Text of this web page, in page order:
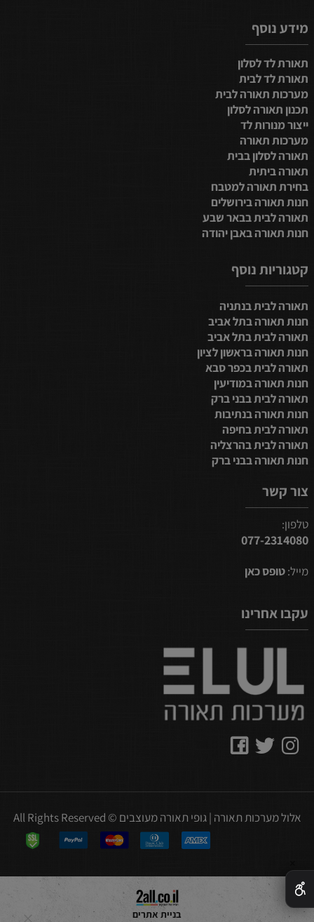
מידע נוסף
תאורת לד לסלון
תאורת לד לבית
מערכות תאורה לבית
תכנון תאורה לסלון
ייצור מנורות לד
מערכות תאורה
תאורה לסלון בבית
תאורה ביתית
בחירת תאורה למטבח
חנות תאורה בירושלים
תאורה לבית בבאר שבע
חנות תאורה באבן יהודה
קטגוריות נוסף
תאורה לבית בנתניה
חנות תאורה בתל אביב
תאורה לבית בתל אביב
חנות תאורה בראשון לציון
תאורה לבית בכפר סבא
חנות תאורה במודיעין
תאורה לבית בבני ברק
חנות תאורה בנתיבות
תאורה לבית בחיפה
תאורה לבית בהרצליה
חנות תאורה בבני ברק
צור קשר
טלפון:
077-2314080
מייל:טופס כאן
עקבו אחרינו
אלול מערכות תאורה | גופי תאורה מעוצבים © All Rights Reserved
בניית אתרים